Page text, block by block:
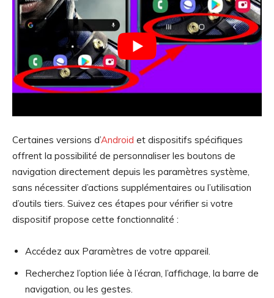
Certaines versions d’Android et dispositifs spécifiques
offrent la possibilité de personnaliser les boutons de
navigation directement depuis les paramètres système,
sans nécessiter d’actions supplémentaires ou l’utilisation
d’outils tiers. Suivez ces étapes pour vérifier si votre
dispositif propose cette fonctionnalité :
Accédez aux Paramètres de votre appareil.
Recherchez l’option liée à l’écran, l’affichage, la barre de
navigation, ou les gestes.